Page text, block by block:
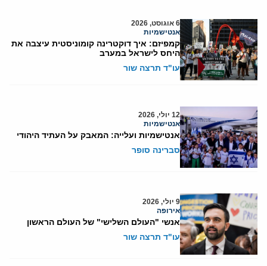
6 אוגוסט, 2026
אנטישמיות
קמפיזם: איך דוקטרינה קומוניסטית עיצבה את
היחס לישראל במערב
עו"ד תרצה שור
12 יולי, 2026
אנטישמיות
אנטישמיות ועלייה: המאבק על העתיד היהודי
סברינה סופר
9 יולי, 2026
אירופה
אנשי "העולם השלישי" של העולם הראשון
עו"ד תרצה שור